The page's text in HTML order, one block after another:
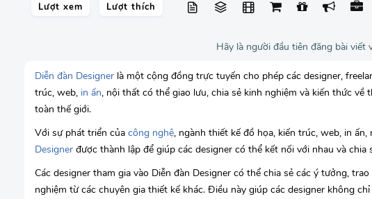
Lượt xem Lượt thích
Hãy là người đầu tiên đăng bài viết
Diễn đàn Designer là một cộng đồng trực tuyến cho phép các designer,
trúc, web, in ấn, nội thất có thể giao lưu, chia sẻ kinh nghiệm và kiến thức
toàn thế giới.
Với sự phát triển của công nghệ, ngành thiết kế đồ họa, kiến trúc, web, in
Designer được thành lập để giúp các designer có thể kết nối với nhau và
Các designer tham gia vào Diễn đàn Designer có thể chia sẻ các ý tưởng,
nghiệm từ các chuyên gia thiết kế khác. Điều này giúp các designer không